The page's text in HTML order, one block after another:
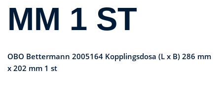
MM 1 ST
OBO Bettermann 2005164 Kopplingsdosa (L x B) 286 mm
x 202 mm 1 st